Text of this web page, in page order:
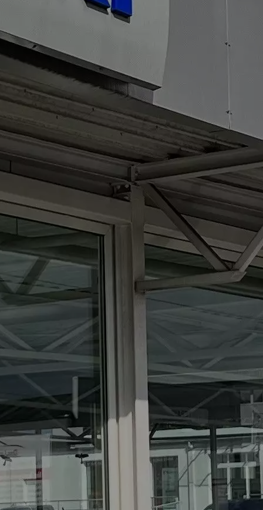
ab 37.190 EUR
Vollhybrid
MEHR ÜBER DEN SWACE
Swace 1.8 HYBRID CVT Comfort+ (Systemleistung 103 kW / 140
PS: Benzinmotor 72 kW / 98 PS und Elektromotor 70 kW | CVT-
Automatikgetriebe (stufenlos) | Hubraum 1.798 ccm | Kraftstoffart
Benzin): Verbrauchswerte: kombinierter Energieverbrauch 4,5
l/100km; kombinierter Wert der CO₂-Emission: 102 g/km; CO₂-
Klasse: C
Across
Effizientes Power-SUV
ab 58.190 EUR
Plug-in Hybrid
MEHR ÜBER DEN ACROSS
Across 2.5 PLUG-IN HYBRID CVT Comfort+ (Systemleistung
225 kW / 306 PS: Benzinmotor 136 kW / 185 PS und Elektromotor
134 kW | CVT-Automatikgetriebe (stufenlos) | Hubraum 2.487 ccm
| Kraftstoffart Benzin): Verbrauchswerte: gewichtet kombinierter
Energieverbrauch: 17,1kWh/100km plus 1,0 l/100 km; gewichtet
kombinierter Wert der CO₂-Emission: 22 g/km; CO₂-Klasse: B;